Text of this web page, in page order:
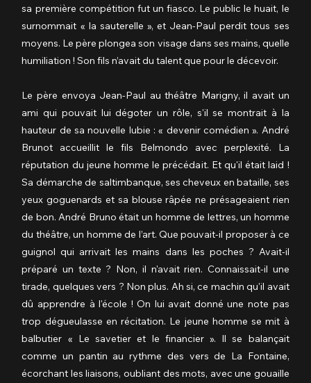
sa première compétition fut un fiasco. Le public le huait, le
surnommait « la sauterelle », et Jean-Paul perdit tous ses
moyens. Le père plongea son visage dans ses mains, quelle
humiliation ! Son fils n’avait du talent que pour le décevoir.
Le père envoya Jean-Paul au théâtre Marigny, il avait un
ami qui pouvait lui dégoter un rôle, s'il se montrait à la
hauteur de sa nouvelle lubie : « devenir comédien ». André
Brunot accueillit le fils Belmondo avec perplexité. La
réputation du jeune homme le précédait. Et qu'il était laid !
Sa démarche de saltimbanque, ses cheveux en bataille, ses
yeux goguenards et sa blouse râpée ne présageaient rien
de bon. André Bruno était un homme de lettres, un homme
du théâtre, un homme de l’art. Que pouvait-il proposer à ce
guignol qui arrivait les mains dans les poches ? Avait-il
préparé un texte ? Non, il n'avait rien. Connaissait-il une
tirade, quelques vers ? Non plus. Ah si, ce machin qu'il avait
dû apprendre à l'école ! On lui avait donné une note pas
trop dégueulasse en récitation. Le jeune homme se mit à
balbutier « Le savetier et le financier ». Il se balançait
comme un pantin au rythme des vers de La Fontaine,
écorchant les liaisons, oubliant des mots, avec une gouaille